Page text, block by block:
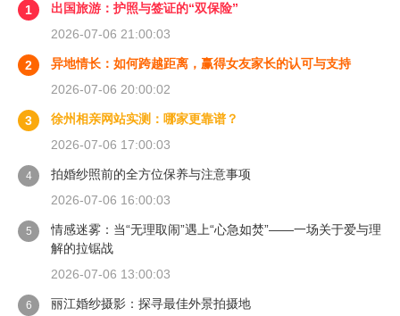
1
出国旅游：护照与签证的“双保险”
2026-07-06 21:00:03
2
异地情长：如何跨越距离，赢得女友家长的认可与支持
2026-07-06 20:00:02
3
徐州相亲网站实测：哪家更靠谱？
2026-07-06 17:00:03
4
拍婚纱照前的全方位保养与注意事项
2026-07-06 16:00:03
5
情感迷雾：当“无理取闹”遇上“心急如焚”——一场关于爱与理
解的拉锯战
2026-07-06 13:00:03
6 丽江婚纱摄影：探寻最佳外景拍摄地